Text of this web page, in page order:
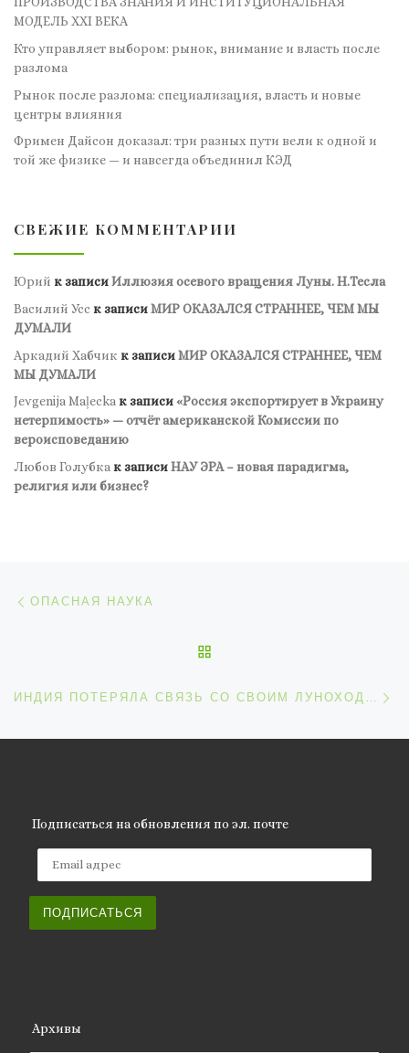
МОДЕЛЬ XXI ВЕКА
Кто управляет выбором: рынок, внимание и власть после
разлома
Рынок после разлома: специализация, власть и новые
центры влияния
Фримен Дайсон доказал: три разных пути вели к одной и
той же физике — и навсегда объединил КЭД
СВЕЖИЕ КОММЕНТАРИИ
Юрий к записиИллюзия осевого вращения Луны. Н.Тесла
Василий Усс к записиМИР ОКАЗАЛСЯ СТРАННЕЕ, ЧЕМ МЫ
ДУМАЛИ
Аркадий Хабчик к записиМИР ОКАЗАЛСЯ СТРАННЕЕ, ЧЕМ
МЫ ДУМАЛИ
Jevgenija Maļeckaк записи«Россия экспортирует в Украину
нетерпимость» — отчёт американской Комиссии по
вероисповеданию
Любов Голубка к записиНАУ ЭРА – новая парадигма,
религия или бизнес?
ОПАСНАЯ НАУКА
ИНДИЯ ПОТЕРЯЛА СВЯЗЬ СО СВОИМ ЛУНОХОДОМ
Подписаться на обновления по эл. почте
ПОДПИСАТЬСЯ
Архивы